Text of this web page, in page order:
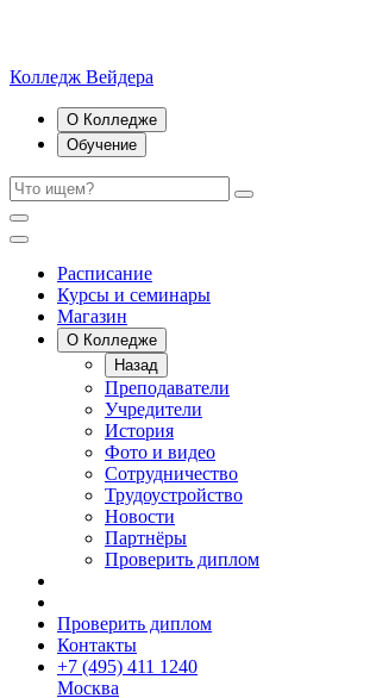
Колледж Вейдера
О Колледже
Обучение
Расписание
Курсы и семинары
Магазин
О Колледже
Назад
Преподаватели
Учредители
История
Фото и видео
Сотрудничество
Трудоустройство
Новости
Партнёры
Проверить диплом
Проверить диплом
Контакты
+7 (495) 411 1240
Москва